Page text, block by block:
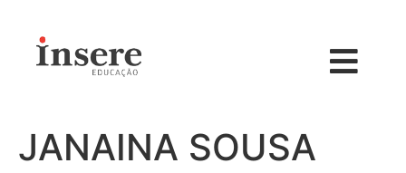
JANAINA SOUSA